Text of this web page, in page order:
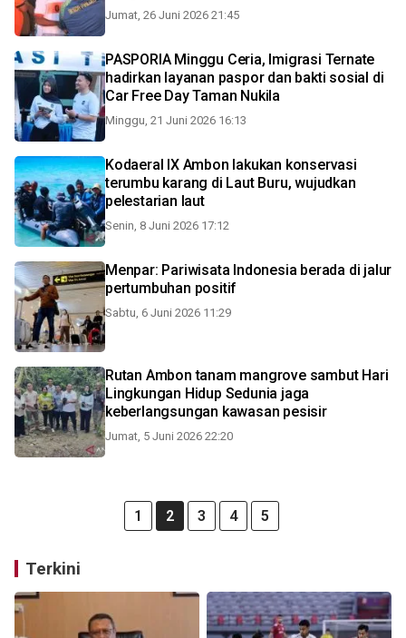
Jumat, 26 Juni 2026 21:45
PASPORIA Minggu Ceria, Imigrasi Ternate
hadirkan layanan paspor dan bakti sosial di
Car Free Day Taman Nukila
Minggu, 21 Juni 2026 16:13
Kodaeral IX Ambon lakukan konservasi
terumbu karang di Laut Buru, wujudkan
pelestarian laut
Senin, 8 Juni 2026 17:12
Menpar: Pariwisata Indonesia berada di jalur
pertumbuhan positif
Sabtu, 6 Juni 2026 11:29
Rutan Ambon tanam mangrove sambut Hari
Lingkungan Hidup Sedunia jaga
keberlangsungan kawasan pesisir
Jumat, 5 Juni 2026 22:20
1 2 3 4 5
Terkini